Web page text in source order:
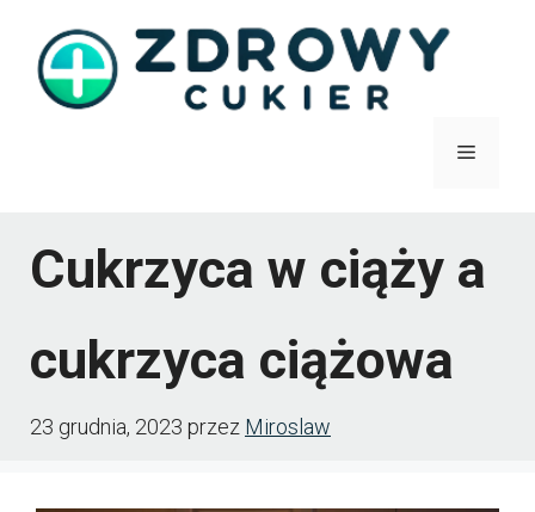
treści
Menu
Cukrzyca w ciąży a
cukrzyca ciążowa
23 grudnia, 2023 przez Miroslaw